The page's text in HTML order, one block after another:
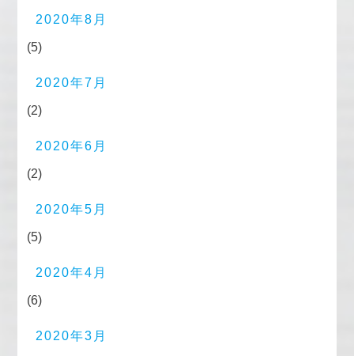
2020年8月
(5)
2020年7月
(2)
2020年6月
(2)
2020年5月
(5)
2020年4月
(6)
2020年3月